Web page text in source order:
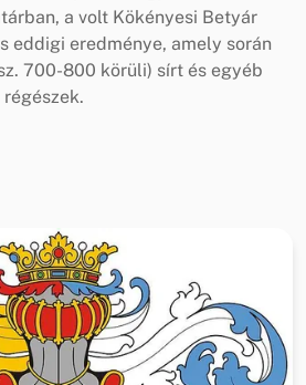
a volt Kökényesi Betyár
eddigi eredménye, amely során
700-800 körüli) sírt és egyéb